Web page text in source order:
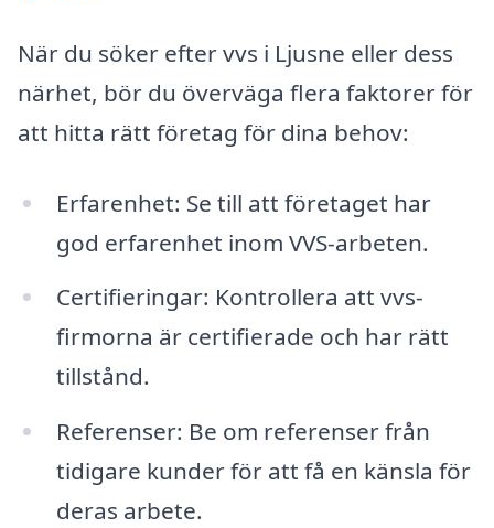
När du söker efter vvs i Ljusne eller dess
närhet, bör du överväga flera faktorer för
att hitta rätt företag för dina behov:
Erfarenhet: Se till att företaget har
god erfarenhet inom VVS-arbeten.
Certifieringar: Kontrollera att vvs-
firmorna är certifierade och har rätt
tillstånd.
Referenser: Be om referenser från
tidigare kunder för att få en känsla för
deras arbete.